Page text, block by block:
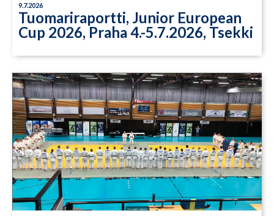
9.7.2026
Tuomariraportti, Junior European
Cup 2026, Praha 4.-5.7.2026, Tsekki